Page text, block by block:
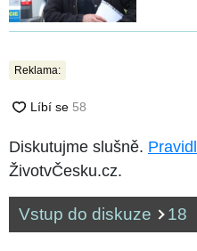
Reklama:
Diskutujme slušně.
ŽivotvČesku.cz.
Vstup do diskuze 18